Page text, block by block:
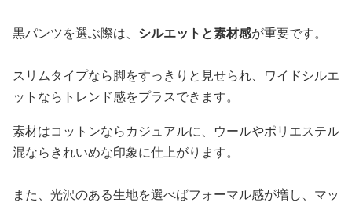
黒パンツを選ぶ際は、 シルエットと素材感が重要です。
スリムタイプなら脚をすっきりと見せられ、ワイドシルエ
ットならトレンド感をプラスできます。
素材はコットンならカジュアルに、ウールやポリエステル
混ならきれいめな印象に仕上がります。
また、光沢のある生地を選べばフォーマル感が増し、マッ